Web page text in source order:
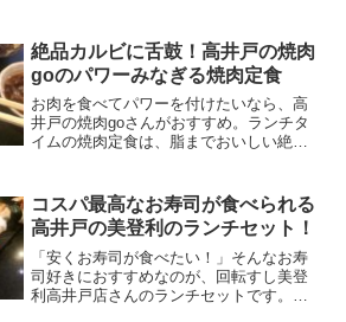
んで食べた日替わりランチ、ハヤシライ
スをレポートします！
絶品カルビに舌鼓！高井戸の焼肉
goのパワーみなぎる焼肉定食
お肉を食べてパワーを付けたいなら、高
井戸の焼肉goさんがおすすめ。ランチタ
イムの焼肉定食は、脂までおいしい絶品
んの焼肉定食や焼き方のコツ、混み具合
をご紹介します！
コスパ最高なお寿司が食べられる
高井戸の美登利のランチセット！
「安くお寿司が食べたい！」そんなお寿
司好きにおすすめなのが、回転すし美登
利高井戸店さんのランチセットです。平